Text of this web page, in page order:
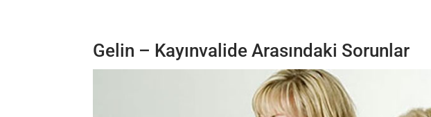
Gelin – Kayınvalide Arasındaki Sorunlar